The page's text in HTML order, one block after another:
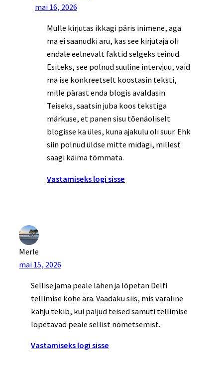
mai 16, 2026
Mulle kirjutas ikkagi päris inimene, aga
ma ei saanudki aru, kas see kirjutaja oli
endale eelnevalt faktid selgeks teinud.
Esiteks, see polnud suuline intervjuu, vaid
ma ise konkreetselt koostasin teksti,
mille pärast enda blogis avaldasin.
Teiseks, saatsin juba koos tekstiga
märkuse, et panen sisu tõenäoliselt
blogisse ka üles, kuna ajakulu oli suur. Ehk
siin polnud üldse mitte midagi, millest
saagi käima tõmmata.
Vastamiseks logi sisse
Merle
mai 15, 2026
Sellise jama peale lähen ja lõpetan Delfi
tellimise kohe ära. Vaadaku siis, mis varaline
kahju tekib, kui paljud teised samuti tellimise
lõpetavad peale sellist nõmetsemist.
Vastamiseks logi sisse